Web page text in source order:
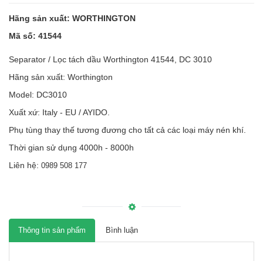
Hãng sản xuất: WORTHINGTON
Mã số: 41544
Separator / Lọc tách dầu Worthington 41544, DC 3010
Hãng sản xuất: Worthington
Model: DC3010
Xuất xứ: Italy - EU / AYIDO.
Phụ tùng thay thế tương đương cho tất cả các loại máy nén khí.
Thời gian sử dụng 4000h - 8000h
Liên hệ: 0989 508 177
Thông tin sản phẩm Bình luận